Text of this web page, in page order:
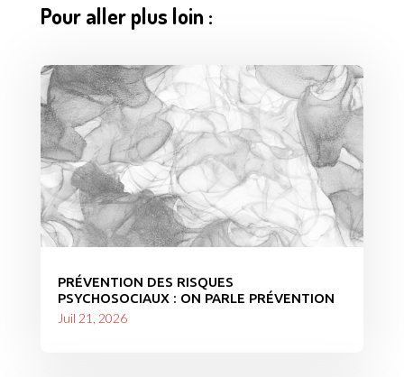
Pour aller plus loin :
PRÉVENTION DES RISQUES
PSYCHOSOCIAUX : ON PARLE PRÉVENTION
Juil 21, 2026